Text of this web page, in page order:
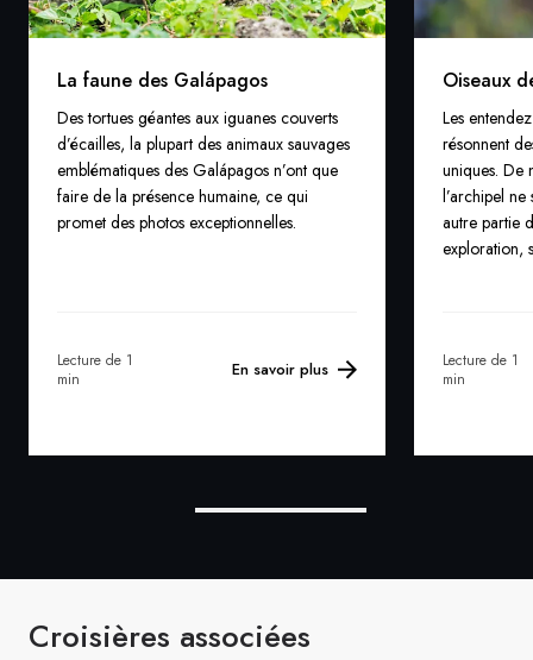
La faune des Galápagos
Des tortues géantes aux iguanes couverts
d’écailles, la plupart des animaux sauvages
emblématiques des Galápagos n’ont que
faire de la présence humaine, ce qui
promet des photos exceptionnelles.
Lecture de 1
min
En savoir plus
Oiseaux
Les
résonnent
uniques. De
l’archipel
autre partie
exploration,
Lecture de 1
min
Croisières associées